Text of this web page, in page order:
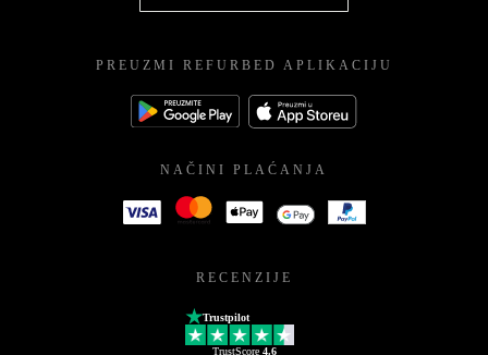
PREUZMI REFURBED APLIKACIJU
NAČINI PLAĆANJA
RECENZIJE
Trustpilot
TrustScore 4.6